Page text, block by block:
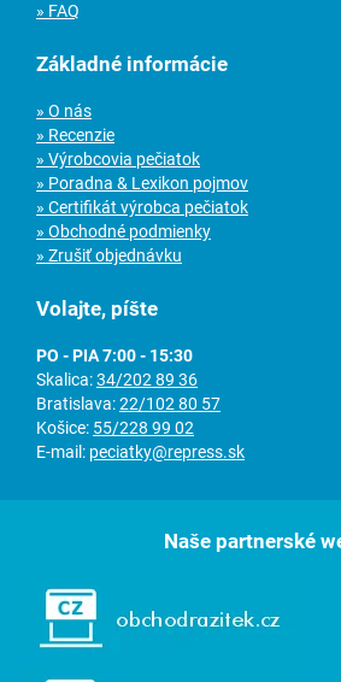
» FAQ
Základné informácie
» O nás
» Recenzie
» Výrobcovia pečiatok
» Poradna & Lexikon pojmov
» Certifikát výrobca pečiatok
» Obchodné podmienky
» Zrušiť objednávku
Volajte, píšte
PO - PIA 7:00 - 15:30
Skalica:34/202 89 36
Bratislava:22/102 80 57
Košice: 55/228 99 02
E-mail: peciatky@repress.sk
Naše partnerské